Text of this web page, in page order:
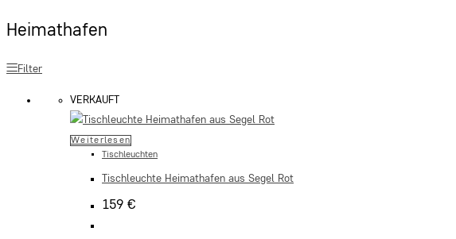
Heimathafen
Filter
VERKAUFT
Weiterlesen
Tischleuchten
Tischleuchte Heimathafen aus Segel Rot
159 €